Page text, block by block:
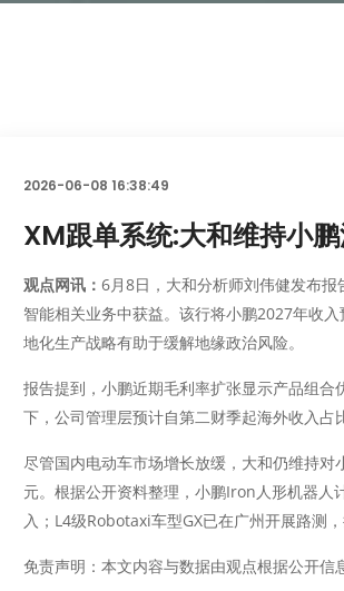
2026-06-08 16:38:49
XM跟单系统:大和维持小
观点网讯： 6月8日，大和分析师刘伟健发布
智能相关业务中获益。该行将小鹏2027年收
地化生产战略有助于缓解地缘政治风险。
报告提到，小鹏近期毛利率扩张显示产品组
下，公司管理层预计自第二财季起海外收入占
尽管国内电动车市场增长放缓，大和仍维持
元。根据公开资料整理，小鹏Iron人形机器
入；L4级Robotaxi车型GX已在广州开展路测
免责声明：本文内容与数据由观点根据公开